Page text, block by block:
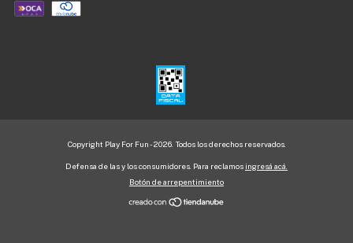
Copyright Play For Fun - 2026. Todos los derechos reservados.
Defensa de las y los consumidores. Para reclamos ingresá acá.
Botón de arrepentimiento